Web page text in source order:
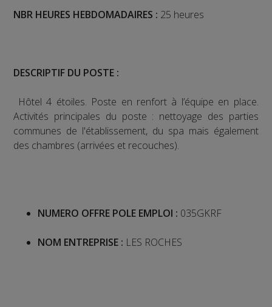
NBR HEURES HEBDOMADAIRES : 25 heures
DESCRIPTIF DU POSTE :
Hôtel 4 étoiles. Poste en renfort à l’équipe en place.
Activités principales du poste : nettoyage des parties
communes de l'établissement, du spa mais également
des chambres (arrivées et recouches).
NUMERO OFFRE POLE EMPLOI : 035GKRF
NOM ENTREPRISE : LES ROCHES